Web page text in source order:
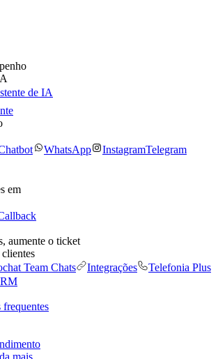
de IA
WhatsApp InstagramTelegram
em
aumente o ticket
clientes
Team Chats Integrações
Telefonia Plus
frequentes
mais